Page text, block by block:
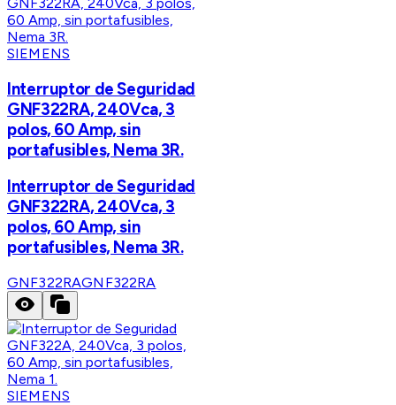
SIEMENS
Interruptor de Seguridad
GNF322RA, 240Vca, 3
polos, 60 Amp, sin
portafusibles, Nema 3R.
Interruptor de Seguridad
GNF322RA, 240Vca, 3
polos, 60 Amp, sin
portafusibles, Nema 3R.
GNF322RAGNF322RA
SIEMENS